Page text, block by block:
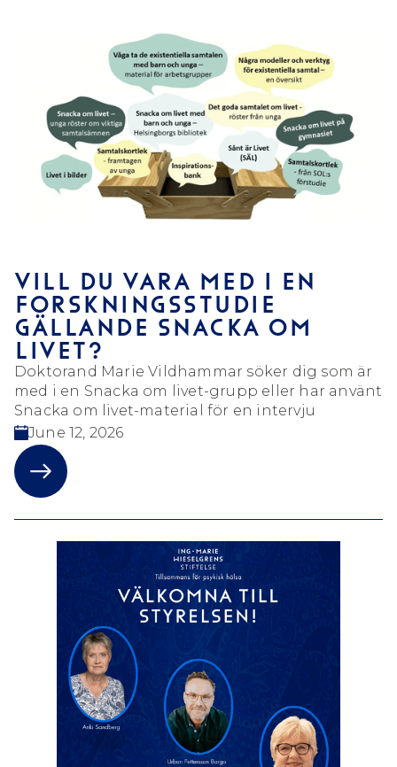
VILL DU VARA MED I EN
FORSKNINGSSTUDIE
GÄLLANDE SNACKA OM
LIVET?
Doktorand Marie Vildhammar söker dig som är
med i en Snacka om livet-grupp eller har använt
Snacka om livet-material för en intervju
June 12, 2026